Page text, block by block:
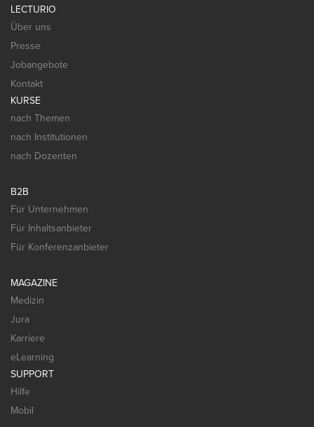
LECTURIO
Über uns
Presse
Jobangebote
Kontakt
KURSE
nach Themen
nach Institutionen
nach Dozenten
B2B
Für Unternehmen
Für Inhaltsanbieter
Für Konferenzanbieter
MAGAZINE
Medizin
Jura
Karriere
eLearning
SUPPORT
Hilfe
Mobil